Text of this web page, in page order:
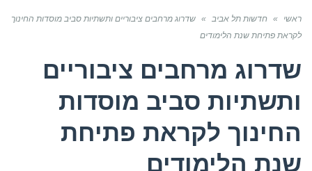
ראשי » חדשות תל אביב » שדרוג מרחבים ציבוריים ותשתיות סביב מוסדות החינוך
לקראת פתיחת שנת הלימודים
שדרוג מרחבים ציבוריים
ותשתיות סביב מוסדות
החינוך לקראת פתיחת
שנת הלימודים